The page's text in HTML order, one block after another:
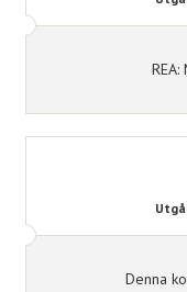
Denna